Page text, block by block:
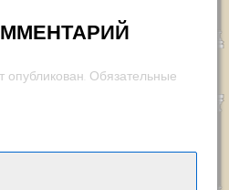
Обязательные